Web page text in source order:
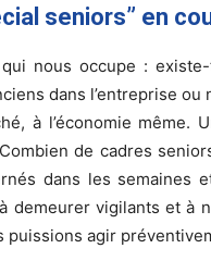
seniors” en
nous occupe :
dans l’entreprise ou
à l’économie même.
de cadres
dans les semaines
demeurer vigilants et à
puissions agir